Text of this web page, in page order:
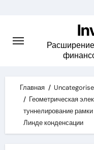
content
Главная
Геометрическая
туннелирование
Линде конденсации